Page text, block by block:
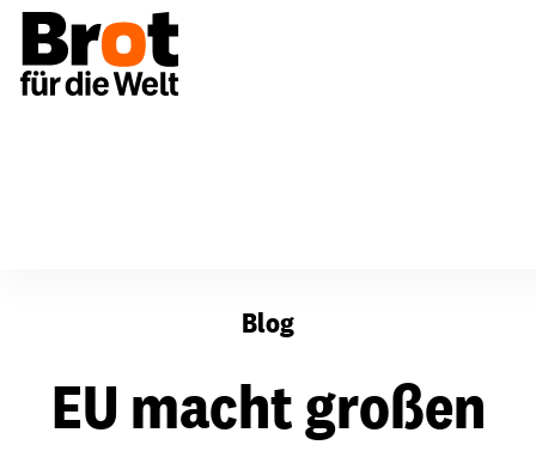
Blog
EU macht großen